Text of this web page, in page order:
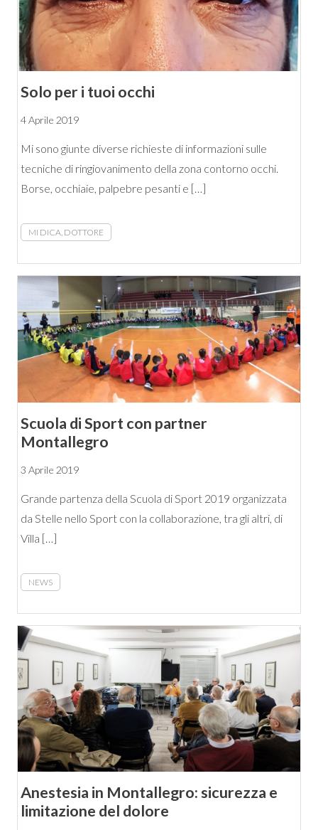
Solo per i tuoi occhi
4 Aprile 2019
Mi sono giunte diverse richieste di informazioni sulle
tecniche di ringiovanimento della zona contorno occhi.
Borse, occhiaie, palpebre pesanti e […]
MI DICA, DOTTORE
Scuola di Sport con partner
Montallegro
3 Aprile 2019
Grande partenza della Scuola di Sport 2019 organizzata
da Stelle nello Sport con la collaborazione, tra gli altri, di
Villa […]
NEWS
Anestesia in Montallegro: sicurezza e
limitazione del dolore